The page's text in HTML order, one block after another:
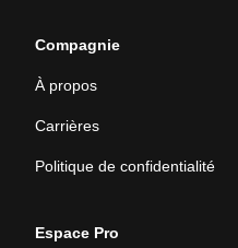
Compagnie
À propos
Carrières
Politique de confidentialité
Espace Pro